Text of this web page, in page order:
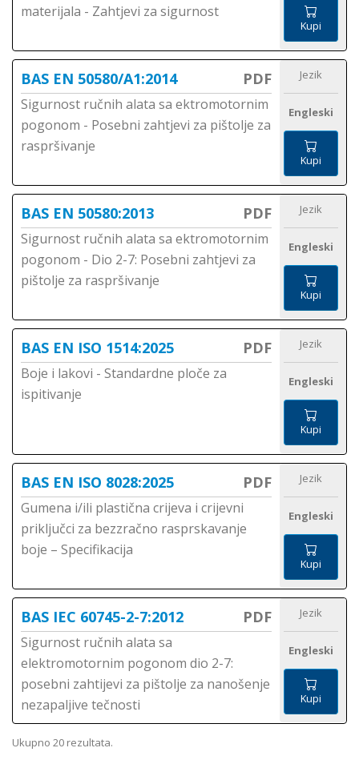
materijala - Zahtjevi za sigurnost
Kupi
BAS EN 50580/A1:2014 PDF
Sigurnost ručnih alata sa ektromotornim
pogonom - Posebni zahtjevi za pištolje za
raspršivanje
Jezik
Engleski
Kupi
BAS EN 50580:2013 PDF
Sigurnost ručnih alata sa ektromotornim
pogonom - Dio 2-7: Posebni zahtjevi za
pištolje za raspršivanje
Jezik
Engleski
Kupi
BAS EN ISO 1514:2025 PDF
Boje i lakovi - Standardne ploče za
ispitivanje
Jezik
Engleski
Kupi
BAS EN ISO 8028:2025 PDF
Gumena i/ili plastična crijeva i crijevni
priključci za bezzračno rasprskavanje
boje – Specifikacija
Jezik
Engleski
Kupi
BAS IEC 60745-2-7:2012 PDF
Sigurnost ručnih alata sa
elektromotornim pogonom dio 2-7:
posebni zahtijevi za pištolje za nanošenje
nezapaljive tečnosti
Jezik
Engleski
Kupi
Ukupno 20 rezultata.